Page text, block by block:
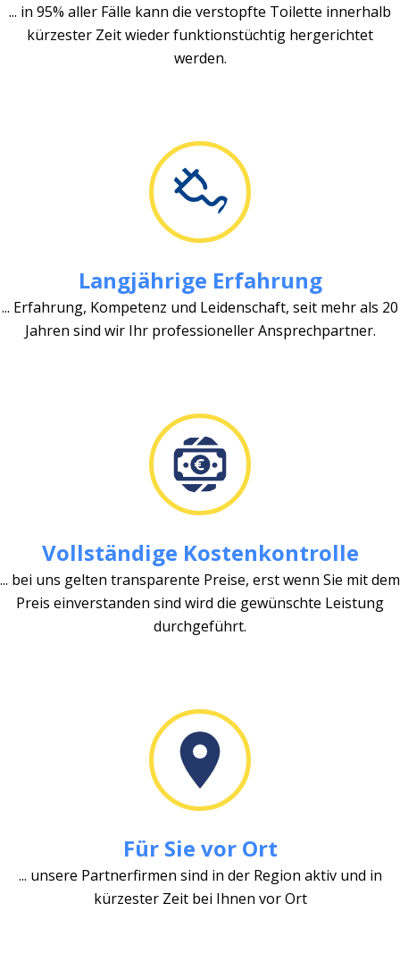
... in 95% aller Fälle kann die verstopfte Toilette innerhalb
kürzester Zeit wieder funktionstüchtig hergerichtet
werden.
Langjährige Erfahrung
... Erfahrung, Kompetenz und Leidenschaft, seit mehr als 20
Jahren sind wir Ihr professioneller Ansprechpartner.
Vollständige Kostenkontrolle
... bei uns gelten transparente Preise, erst wenn Sie mit dem
Preis einverstanden sind wird die gewünschte Leistung
durchgeführt.
Für Sie vor Ort
... unsere Partnerfirmen sind in der Region aktiv und in
kürzester Zeit bei Ihnen vor Ort